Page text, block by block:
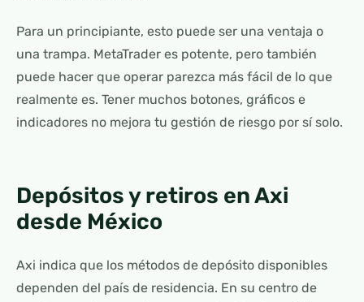
Para un principiante, esto puede ser una ventaja o
una trampa. MetaTrader es potente, pero también
puede hacer que operar parezca más fácil de lo que
realmente es. Tener muchos botones, gráficos e
indicadores no mejora tu gestión de riesgo por sí solo.
Depósitos y retiros en Axi
desde México
Axi indica que los métodos de depósito disponibles
dependen del país de residencia. En su centro de